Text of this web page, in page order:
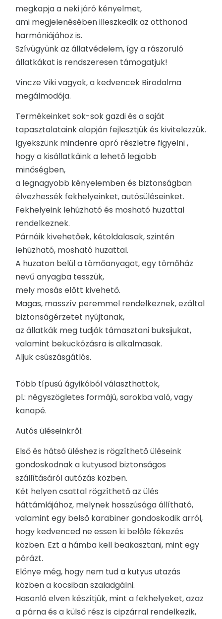
megkapja a neki járó kényelmet,
ami megjelenésében illeszkedik az otthonod
harmóniájához is.
Szívügyünk az állatvédelem, így a rászoruló
állatkákat is rendszeresen támogatjuk!
Vincze Viki vagyok, a kedvencek Birodalma
megálmodója.
Termékeinket sok-sok gazdi és a saját
tapasztalataink alapján fejlesztjük és kivitelezzük.
Igyekszünk mindenre apró részletre figyelni ,
hogy a kisállatkáink a lehető legjobb
minőségben,
a legnagyobb kényelemben és biztonságban
élvezhessék fekhelyeinket, autósüléseinket.
Fekhelyeink lehúzható és mosható huzattal
rendelkeznek.
Párnáik kivehetőek, kétoldalasak, szintén
lehúzható, mosható huzattal.
A huzaton belül a tömőanyagot, egy tömőház
nevű anyagba tesszük,
mely mosás előtt kivehető.
Magas, masszív peremmel rendelkeznek, ezáltal
biztonságérzetet nyújtanak,
az állatkák meg tudják támasztani buksijukat,
valamint bekuckózásra is alkalmasak.
Aljuk csúszásgátlós.
Több típusú ágyikóból választhattok,
pl.: négyszögletes formájú, sarokba való, vagy
kanapé.
Autós üléseinkről:
Első és hátsó üléshez is rögzíthető üléseink
gondoskodnak a kutyusod biztonságos
szállításáról autózás közben.
Két helyen csattal rögzíthető az ülés
háttámlájához, melynek hosszúsága állítható,
valamint egy belső karabiner gondoskodik arról,
hogy kedvenced ne essen ki belőle fékezés
közben. Ezt a hámba kell beakasztani, mint egy
pórázt.
Előnye még, hogy nem tud a kutyus utazás
közben a kocsiban szaladgálni.
Hasonló elven készítjük, mint a fekhelyeket, azaz
a párna és a külső rész is cipzárral rendelkezik,